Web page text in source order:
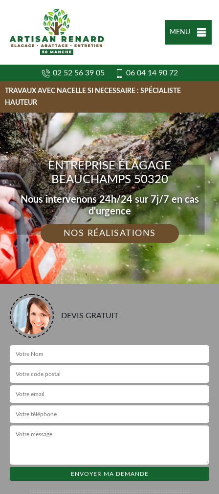
MENU
02 52 56 39 05 06 04 14 90 72
TRAVAUX AVEC NACELLE SI NECESSAIRE : SPÉCIALISTE
HAUTEUR
ENTREPRISE ÉLAGAGE
BEAUCHAMPS 50320
Nous intervenons 24h/24 sur 7j/7 en cas
d'urgence
NOS RÉALISATIONS
DEVIS GRATUIT